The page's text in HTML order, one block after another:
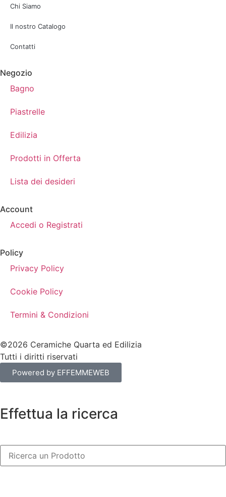
Chi Siamo
Il nostro Catalogo
Contatti
Negozio
Bagno
Piastrelle
Edilizia
Prodotti in Offerta
Lista dei desideri
Account
Accedi o Registrati
Policy
Privacy Policy
Cookie Policy
Termini & Condizioni
©2026 Ceramiche Quarta ed Edilizia
Tutti i diritti riservati
Powered by EFFEMMEWEB
Effettua la ricerca